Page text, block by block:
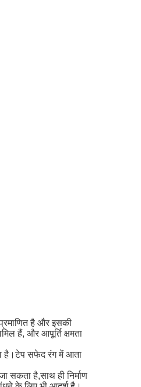
है और इसकी
हैं, और आपूर्ति क्षमता
है।टेप सफेद रंग में आता
सकता है,साथ ही निर्माण